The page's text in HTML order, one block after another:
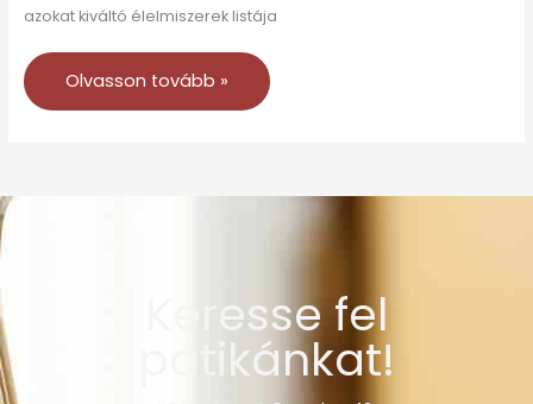
azokat kiváltó élelmiszerek listája
Olvasson tovább »
Keresse fel
patikánkat!